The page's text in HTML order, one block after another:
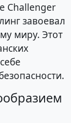
Challenger
завоевал
миру. Этот